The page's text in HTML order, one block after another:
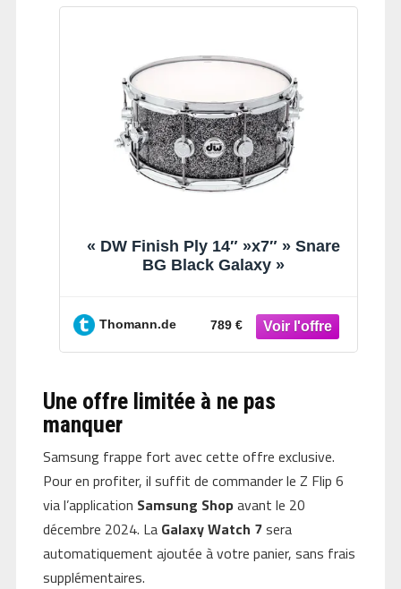
« DW Finish Ply 14″ »x7″ » Snare
BG Black Galaxy »
Thomann.de 789 €
Une offre limitée à ne pas
manquer
Samsung frappe fort avec cette offre exclusive.
Pour en profiter, il suffit de commander le Z Flip 6
via l’application Samsung Shopavant le 20
décembre 2024. La Galaxy Watch 7sera
automatiquement ajoutée à votre panier, sans frais
supplémentaires.